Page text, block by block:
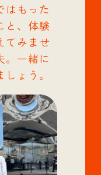
はもった
と、体験
てみませ
。一緒に
ょう。